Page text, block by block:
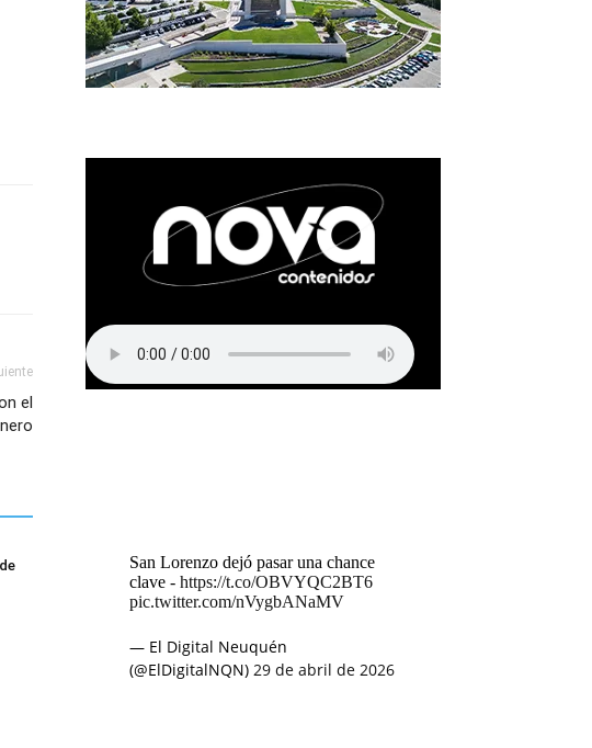
el
San Lorenzo dejó pasar una chance
clave - https://t.co/OBVYQC2BT6
pic.twitter.com/nVygbANaMV
— El Digital Neuquén
(@ElDigitalNQN) 29 de abril de 2026